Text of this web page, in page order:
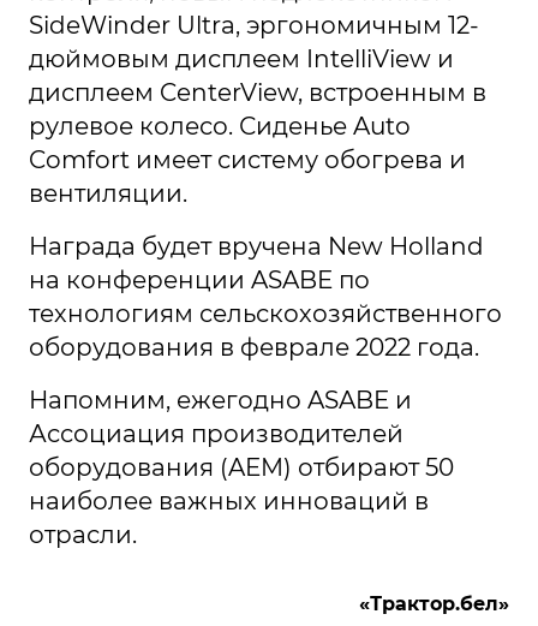
SideWinder Ultra, эргономичным 12-
дюймовым дисплеем IntelliView и
дисплеем CenterView, встроенным в
рулевое колесо. Сиденье Auto
Comfort имеет систему обогрева и
вентиляции.
Награда будет вручена New Holland
на конференции ASABE по
технологиям сельскохозяйственного
оборудования в феврале 2022 года.
Напомним, ежегодно ASABE и
Ассоциация производителей
оборудования (AEM) отбирают 50
наиболее важных инноваций в
отрасли.
«Трактор.бел»